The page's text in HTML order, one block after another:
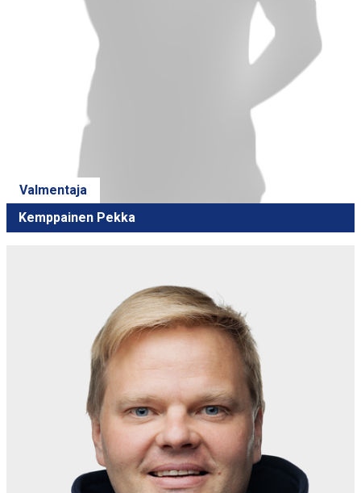
Valmentaja
Kemppainen Pekka